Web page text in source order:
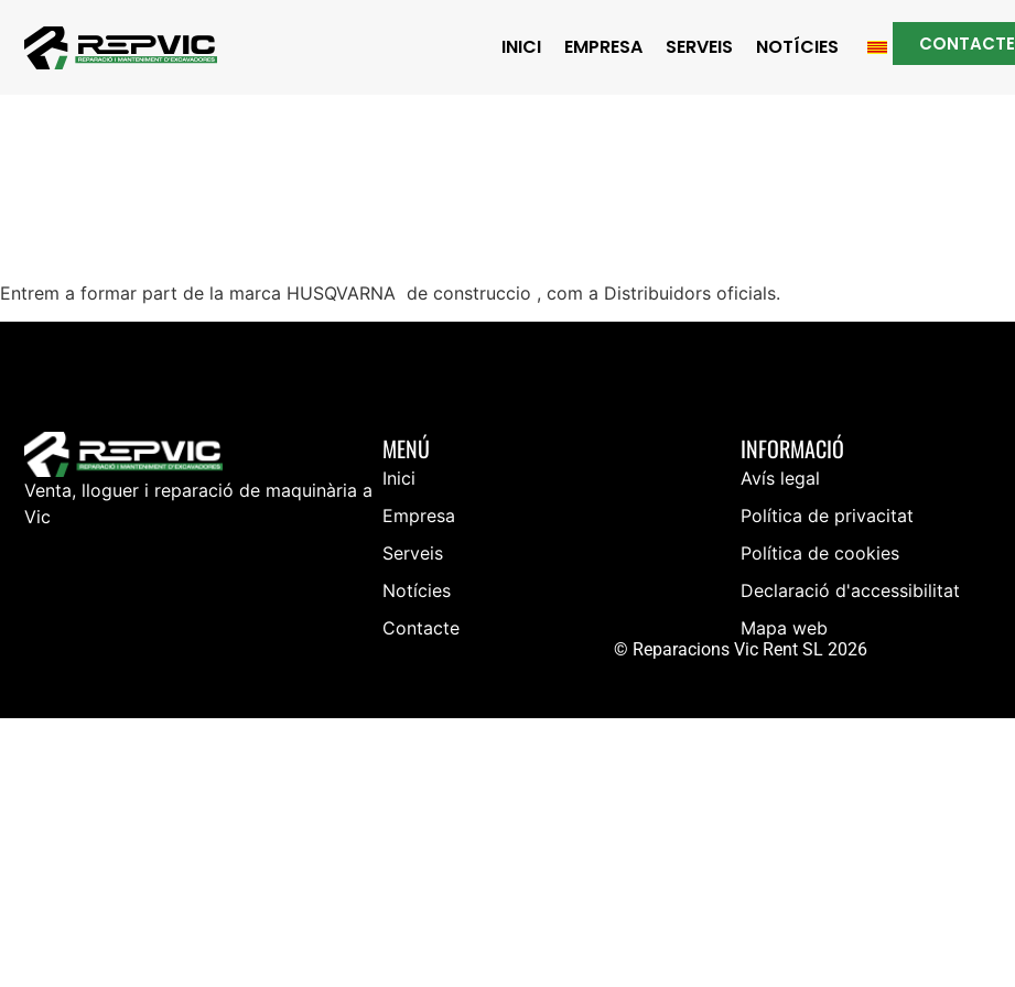
INICI EMPRESA SERVEIS NOTÍCIES CONTACTE
Entrem a formar part de la marca HUSQVARNA de construccio , com a Distribuidors oficials.
Venta, lloguer i reparació de maquinària a
Vic
MENÚ
Inici
Empresa
Serveis
Notícies
Contacte
INFORMACIÓ
Avís legal
Política de privacitat
Política de cookies
Declaració d'accessibilitat
Mapa web
© Reparacions Vic Rent SL 2026